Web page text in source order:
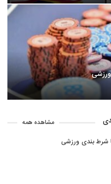
ورزشی
مشاهده همه
شرط بندی ورزشی